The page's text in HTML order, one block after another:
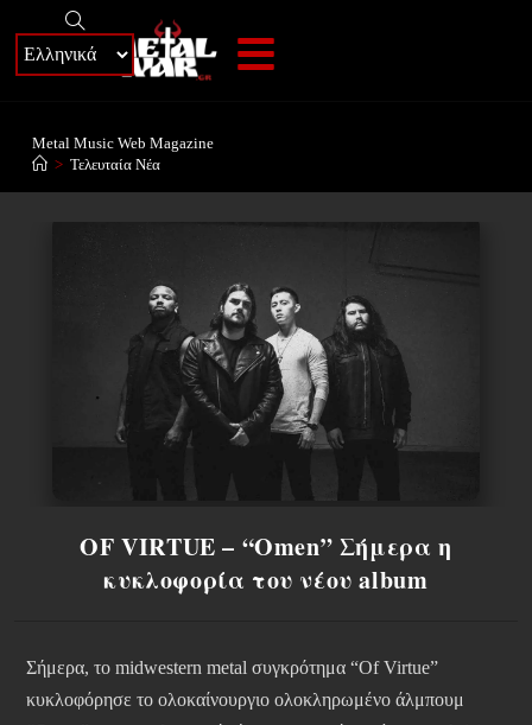
Metal Music Web Magazine
> Τελευταία Νέα
OF VIRTUE – “Omen” Σήμερα η
κυκλοφορία του νέου album
Σήμερα, το midwestern metal συγκρότημα “Of Virtue”
κυκλοφόρησε το ολοκαίνουργιο ολοκληρωμένο άλμπουμ